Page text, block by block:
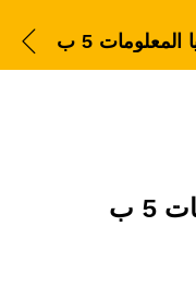
المعلومات 5 ب
5 ب